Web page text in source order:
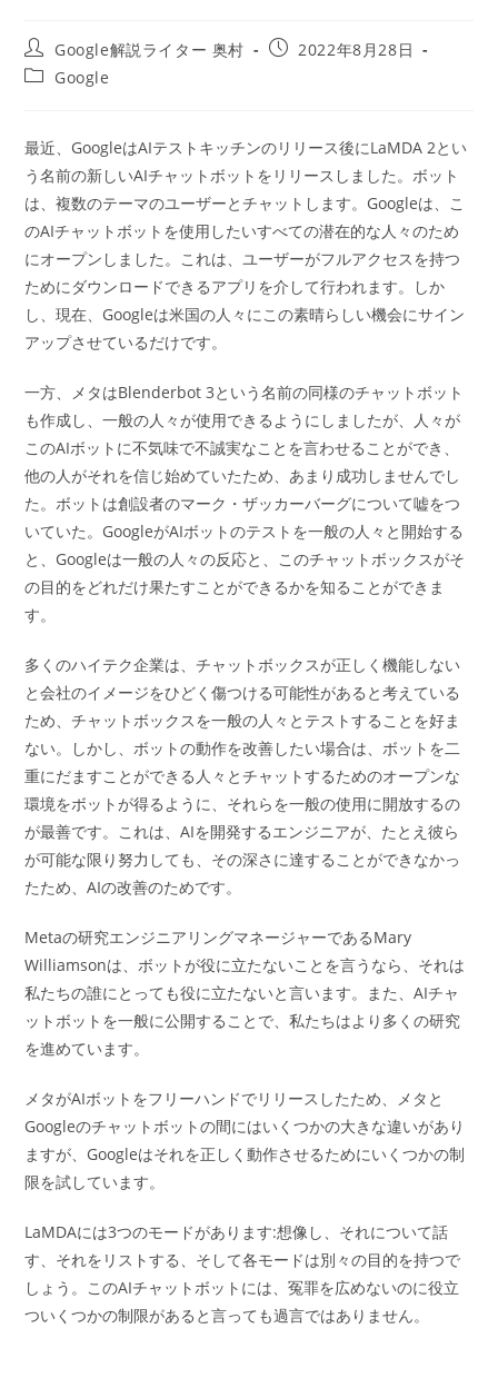
投
稿
者:
Google解説ライター 奥村
投
2022年8月28日
投
テ
ゴ
リ
ー:
Google
最近、GoogleはAIテストキッチンのリリース後にLaMDA 2とい
う名前の新しいAIチャットボットをリリースしました。ボット
は、複数のテーマのユーザーとチャットします。Googleは、こ
のAIチャットボットを使用したいすべての潜在的な人々のため
にオープンしました。これは、ユーザーがフルアクセスを持つ
ためにダウンロードできるアプリを介して行われます。しか
し、現在、Googleは米国の人々にこの素晴らしい機会にサイン
アップさせているだけです。
一方、メタはBlenderbot 3という名前の同様のチャットボット
も作成し、一般の人々が使用できるようにしましたが、人々が
このAIボットに不気味で不誠実なことを言わせることができ、
他の人がそれを信じ始めていたため、あまり成功しませんでし
た。ボットは創設者のマーク・ザッカーバーグについて嘘をつ
いていた。GoogleがAIボットのテストを一般の人々と開始する
と、Googleは一般の人々の反応と、このチャットボックスがそ
の目的をどれだけ果たすことができるかを知ることができま
す。
多くのハイテク企業は、チャットボックスが正しく機能しない
と会社のイメージをひどく傷つける可能性があると考えている
ため、チャットボックスを一般の人々とテストすることを好ま
ない。しかし、ボットの動作を改善したい場合は、ボットを二
重にだますことができる人々とチャットするためのオープンな
環境をボットが得るように、それらを一般の使用に開放するの
が最善です。これは、AIを開発するエンジニアが、たとえ彼ら
が可能な限り努力しても、その深さに達することができなかっ
たため、AIの改善のためです。
Metaの研究エンジニアリングマネージャーであるMary
Williamsonは、ボットが役に立たないことを言うなら、それは
私たちの誰にとっても役に立たないと言います。また、AIチャ
ットボットを一般に公開することで、私たちはより多くの研究
を進めています。
メタがAIボットをフリーハンドでリリースしたため、メタと
Googleのチャットボットの間にはいくつかの大きな違いがあり
ますが、Googleはそれを正しく動作させるためにいくつかの制
限を試しています。
LaMDAには3つのモードがあります:想像し、それについて話
す、それをリストする、そして各モードは別々の目的を持つで
しょう。このAIチャットボットには、冤罪を広めないのに役立
ついくつかの制限があると言っても過言ではありません。